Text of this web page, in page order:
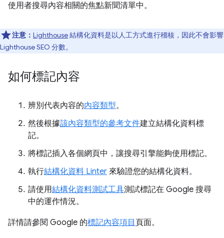
使用者搜尋內容相關的焦點新聞清單中。
注意： Lighthouse結構化資料是以人工方式進行稽核，因此不會影響
Lighthouse SEO 分數。
如何標記內容
辨別代表內容的內容類型。
然後根據該內容類型的參考文件建立結構化資料標
記。
將標記插入各個網頁中，讓搜尋引擎能夠使用標記。
執行結構化資料 Linter 來驗證您的結構化資料。
請使用結構化資料測試工具測試標記在 Google 搜尋
中的運作情況。
詳情請參閱 Google 的標記內容項目 頁面。